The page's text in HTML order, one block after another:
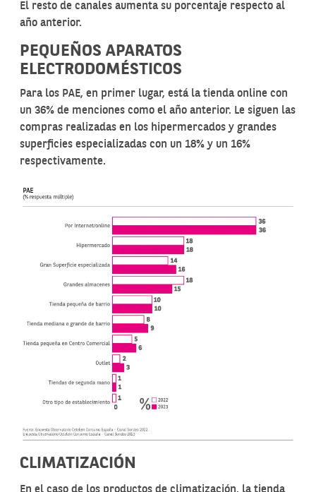
El resto de canales aumenta su porcentaje respecto al
año anterior.
PEQUEÑOS APARATOS
ELECTRODOMÉSTICOS
Para los PAE, en primer lugar, está la tienda online con
un 36% de menciones como el año anterior. Le siguen las
compras realizadas en los hipermercados y grandes
superficies especializadas con un 18% y un 16%
respectivamente.
CLIMATIZACIÓN